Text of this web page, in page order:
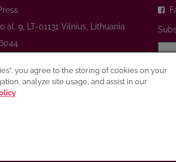
al. 9, LT-01131 Vilnius, Lithuania
you agree to the storing of cookies on your
analyze site usage, and assist in our